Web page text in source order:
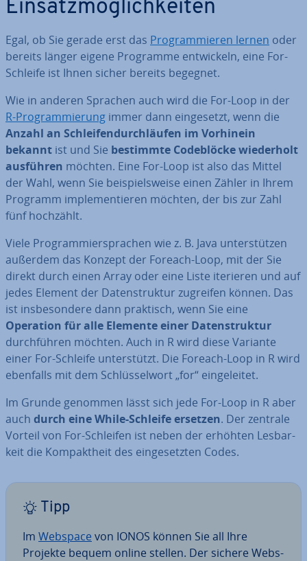
Ein­satz­mög­lich­kei­ten
Egal, ob Sie gerade erst das Pro­gram­mie­ren lernen oder
bereits länger eigene Programme ent­wi­ckeln, eine For-
Schleife ist Ihnen sicher bereits begegnet.
Wie in anderen Sprachen auch wird die For-Loop in der
R-Pro­gram­mie­rung immer dann ein­ge­setzt, wenn die
Anzahl an Schlei­fen­durch­läu­fen im Vorhinein
bekannt ist und Sie bestimmte Code­blö­cke wie­der­holt
ausführen möchten. Eine For-Loop ist also das Mittel
der Wahl, wenn Sie bei­spiels­wei­se einen Zähler in Ihrem
Programm im­ple­men­tie­ren möchten, der bis zur Zahl
fünf hochzählt.
Viele Pro­gram­mier­spra­chen wie z. B. Java un­ter­stüt­zen
außerdem das Konzept der Foreach-Loop, mit der Sie
direkt durch einen Array oder eine Liste iterieren und auf
jedes Element der Da­ten­struk­tur zugreifen können. Das
ist ins­be­son­de­re dann praktisch, wenn Sie eine
Operation für alle Elemente einer Da­ten­struk­tur
durch­füh­ren möchten. Auch in R wird diese Variante
einer For-Schleife un­ter­stützt. Die Foreach-Loop in R wird
ebenfalls mit dem Schlüs­sel­wort „for“ ein­ge­lei­tet.
Im Grunde genommen lässt sich jede For-Loop in R aber
auch durch eine While-Schleife ersetzen. Der zentrale
Vorteil von For-Schleifen ist neben der erhöhten Les­bar­
keit die Kom­pakt­heit des ein­ge­setz­ten Codes.
Tipp
Im Webspace von IONOS können Sie all Ihre
Projekte bequem online stellen. Der sichere Web­s­